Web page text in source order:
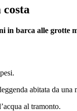
in barca alle grotte
abitata da una
al tramonto.